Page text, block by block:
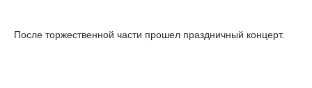
После торжественной части прошел праздничный концерт.